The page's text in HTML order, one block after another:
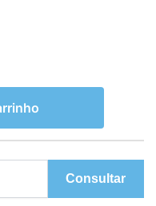
Consultar